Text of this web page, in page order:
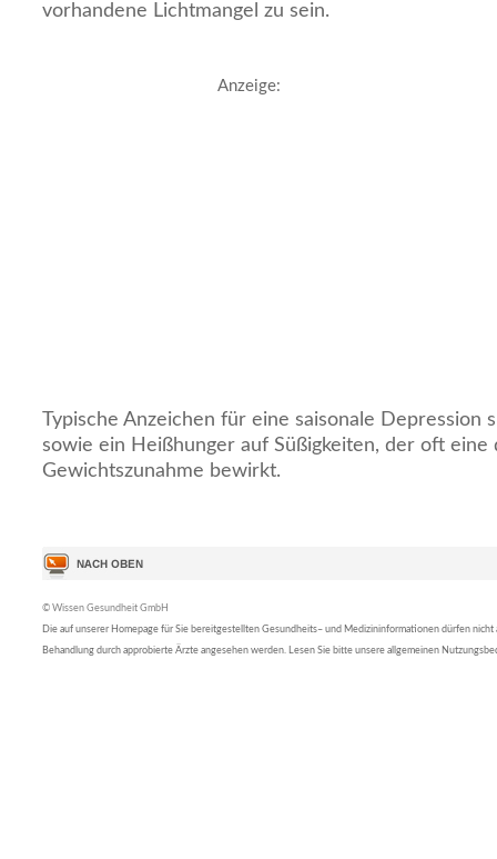
vorhandene Lichtmangel zu sein.
Anzeige:
Typische Anzeichen für eine saisonale Depression
sowie ein Heißhunger auf Süßigkeiten, der oft eine
Gewichtszunahme bewirkt.
© Wissen Gesundheit GmbH
Die auf unserer Homepage für Sie bereitgestellten Gesundheits– und Medizininformationen dürfen nicht
Behandlung durch approbierte Ärzte angesehen werden. Lesen Sie bitte unsere allgemeinen